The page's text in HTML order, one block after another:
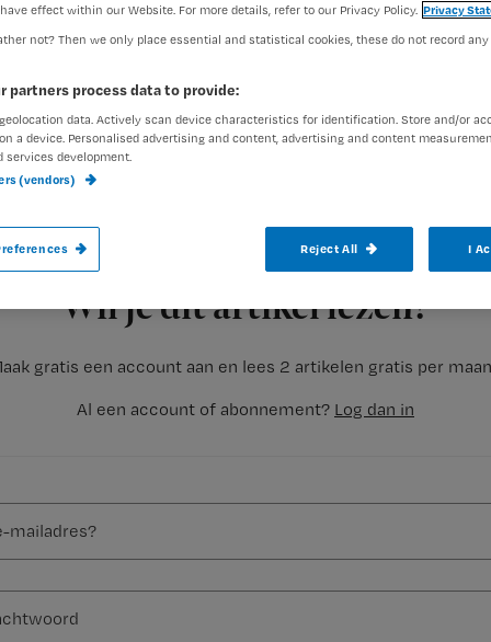
Wil je dit artikel lezen?
gratis een account aan en lees 2 artikelen gratis per
Al een account of abonnement? Log dan in
Intensiever in gesprek gaan met de
kunnen afstemmen op diens behoeften.
worden op de afdeling cardiologie.
effect within our Website. For more details, refer to our Privacy Policy. Privacy
not? Then we only place essential and statistical cookies, these do not record
partners process data to provide:
data. Actively scan device characteristics for identification. Store and/or
a device. Personalised advertising and content, advertising and content
services development.
(vendors)
Reject All I